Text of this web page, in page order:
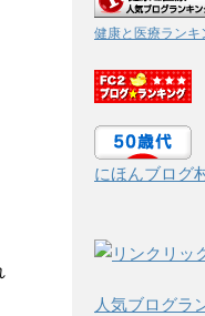
健康と医療ランキ
にほんブログ
人気ブログラ